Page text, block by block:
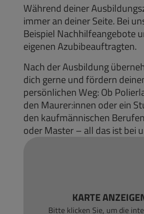
Während deiner
immer an deiner Seite. Bei
Beispiel Nachhilfeangebote
eigenen Azubibeauftragten.
Nach der Ausbildung
dich gerne und fördern
persönlichen Weg: Ob
den Maurer:innen oder ein
den kaufmännischen
oder Master – all das ist bei
KARTE
Bitte klicken Sie, um die